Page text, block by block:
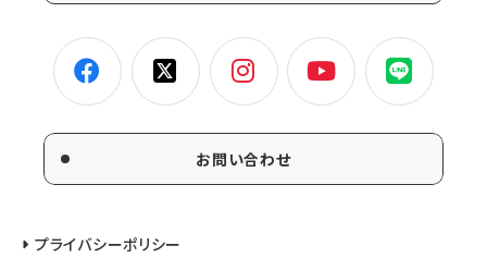
お問い合わせ
プライバシーポリシー